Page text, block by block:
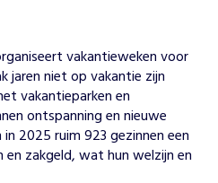
vakantieweken voor
jaren niet op vakantie zijn
vakantieparken en
ontspanning en nieuwe
2025 ruim 923 gezinnen een
zakgeld, wat hun welzijn en